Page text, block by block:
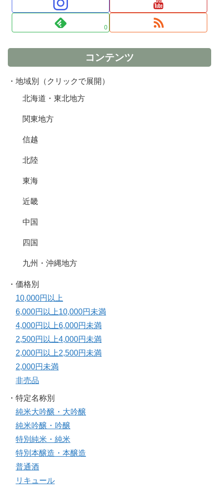
0
コンテンツ
・地域別（クリックで展開）
北海道・東北地方
関東地方
信越
北陸
東海
近畿
中国
四国
九州・沖縄地方
・価格別
10,000円以上
6,000円以上10,000円未満
4,000円以上6,000円未満
2,500円以上4,000円未満
2,000円以上2,500円未満
2,000円未満
非売品
・特定名称別
純米大吟醸・大吟醸
純米吟醸・吟醸
特別純米・純米
特別本醸造・本醸造
普通酒
リキュール